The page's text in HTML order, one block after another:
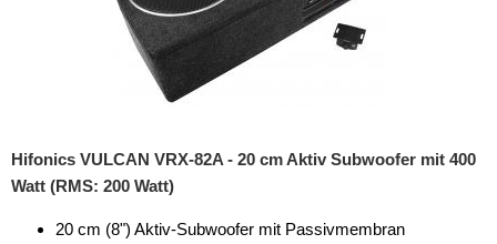
Hifonics VULCAN VRX-82A - 20 cm Aktiv Subwoofer mit 400
Watt (RMS: 200 Watt)
20 cm (8") Aktiv-Subwoofer mit Passivmembran